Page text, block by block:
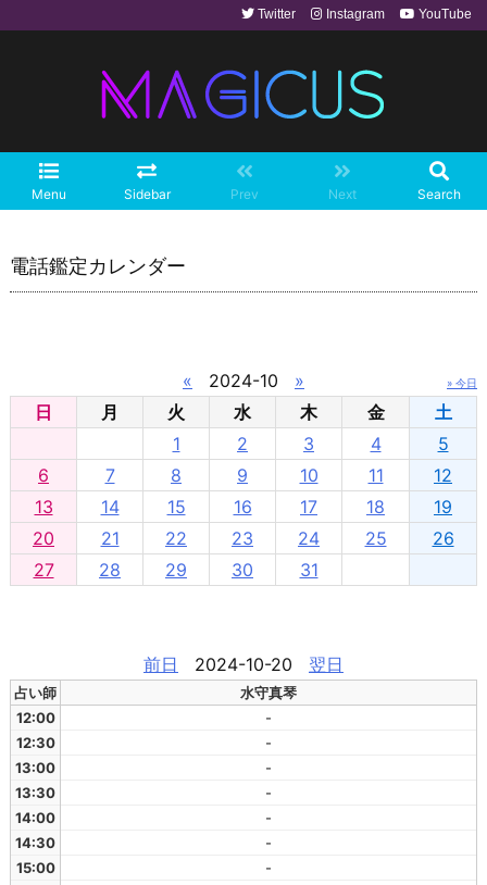
Menu Sidebar Prev Next Search
Twitter Instagram YouTube
電話鑑定カレンダー
« 2024-10 » » 今日
日 月 火 水 木 金
土
1
2 3 4
5
6
7 8 9 10 11
12
13
14 15 16 17 18
19
20
21 22 23 24 25
26
27
28 29 30 31
前日 2024-10-20 翌日
占い師
水守真琴
12:00
-
12:30
-
13:00
-
13:30
-
14:00
-
14:30
-
15:00
-